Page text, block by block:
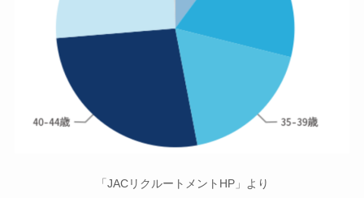
「JACリクルートメントHP」より